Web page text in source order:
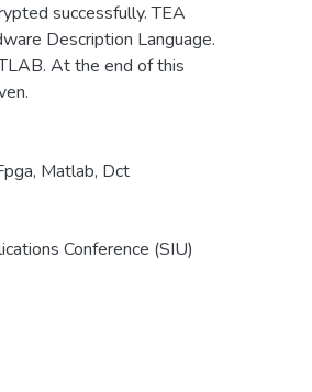
successfully. TEA
Description Language.
At the end of this
, Matlab, Dct
Conference (SIU)